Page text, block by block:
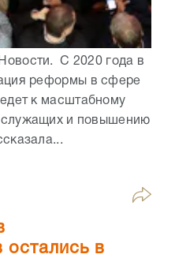
С 2020 года в
реформы в сфере
к масштабному
и повышению
остались в